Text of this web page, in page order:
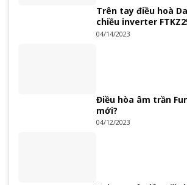
Trên tay điều hoà
chiều inverter
04/14/2023
Điều hòa âm trần
mới?
04/12/2023